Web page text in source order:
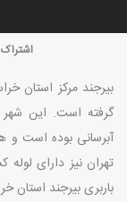
بیرجند مرکز استان
گرفته است. این
آبرسانی بوده است و
تهران نیز دارای
باربری بیرجند استان خراسان